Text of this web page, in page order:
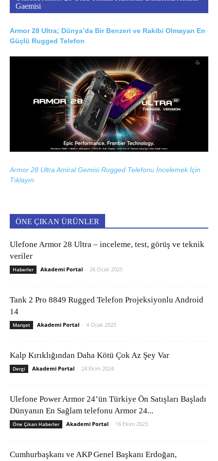
Gaemisi
Armor 28 Ultra; Dünya’da Bir Benzeri ve Rakibi Olmayan En
Güçlü Rugged Telefon
Armor 28 Ultra Amiral Gemisi Rugged Telefonu İncelemek İçin
Tıklayın
ÖNE ÇIKAN ÜRÜNLER
Ulefone Armor 28 Ultra – inceleme, test, görüş ve teknik
veriler
Haberler Akademi Portal - 26 Ocak 2025
Tank 2 Pro 8849 Rugged Telefon Projeksiyonlu Android
14
Manşet Akademi Portal - 4 Ocak 2025
Kalp Kırıklığından Daha Kötü Çok Az Şey Var
Dergi Akademi Portal - 24 Ekim 2024
Ulefone Power Armor 24’ün Türkiye Ön Satışları Başladı
Dünyanın En Sağlam telefonu Armor 24...
Öne Çıkan Haberler Akademi Portal - 16 Ekim 2023
Cumhurbaşkanı ve AKP Genel Başkanı Erdoğan,